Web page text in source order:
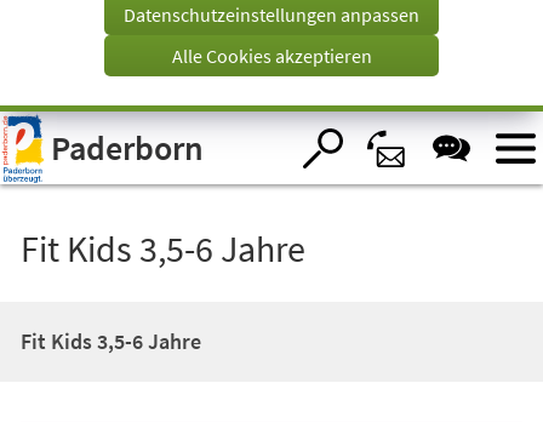
Visuelle
Assistenzsoftware
öffnen.
Tab)
Datenschutzeinstellungen anpassen
Alle Cookies akzeptieren
Paderborn
Fit Kids 3,5-6 Jahre
Fit Kids 3,5-6 Jahre